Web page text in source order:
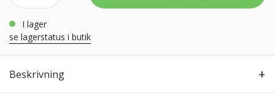
i lager
se lagerstatus i butik
Beskrivning